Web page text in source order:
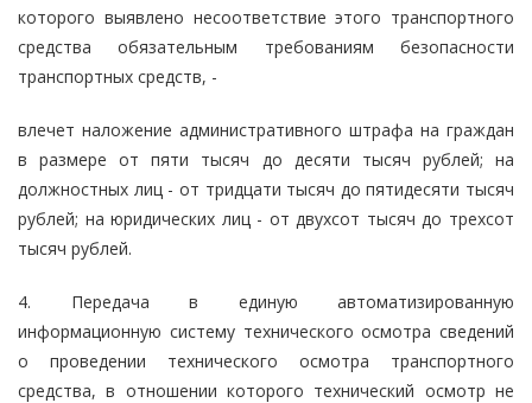
которого выявлено несоответствие этого транспортного
средства обязательным требованиям безопасности
транспортных средств, -
влечет наложение административного штрафа на граждан
в размере от пяти тысяч до десяти тысяч рублей; на
должностных лиц - от тридцати тысяч до пятидесяти тысяч
рублей; на юридических лиц - от двухсот тысяч до трехсот
тысяч рублей.
4. Передача в единую автоматизированную
информационную систему технического осмотра сведений
о проведении технического осмотра транспортного
средства, в отношении которого технический осмотр не